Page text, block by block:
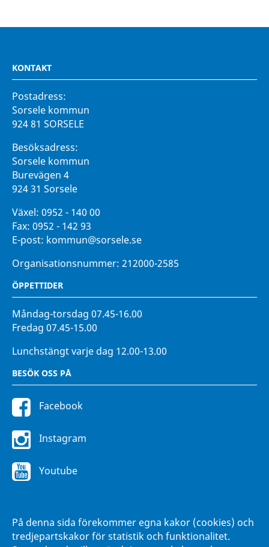
På denna sida förekommer egna kakor (cookies) och
tredjepartskakor för statistik och funktionalitet.
KONTAKT
Postadress:
Sorsele kommun
924 81 SORSELE
Besöksadress:
Sorsele kommun
Burevägen 4
924 31 Sorsele
Växel: 0952 - 140 00
Fax: 0952 - 142 93
E-post: kommun@sorsele.se
Organisationsnummer: 212000-2585
ÖPPETTIDER
Måndag-torsdag 07.45-16.00
Fredag 07.45-15.00
Lunchstängt varje dag 12.00-13.00
BESÖK OSS PÅ
Facebook
Instagram
Youtube
Intranätet Hänna